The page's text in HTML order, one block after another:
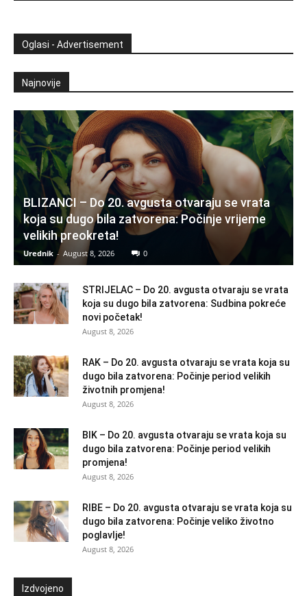
Oglasi - Advertisement
Najnovije
BLIZANCI – Do 20. avgusta otvaraju se vrata
koja su dugo bila zatvorena: Počinje vrijeme
velikih preokreta!
Urednik - August 8, 2026 0
STRIJELAC – Do 20. avgusta otvaraju se vrata
koja su dugo bila zatvorena: Sudbina pokreće
novi početak!
August 8, 2026
RAK – Do 20. avgusta otvaraju se vrata koja su
dugo bila zatvorena: Počinje period velikih
životnih promjena!
August 8, 2026
BIK – Do 20. avgusta otvaraju se vrata koja su
dugo bila zatvorena: Počinje period velikih
promjena!
August 8, 2026
RIBE – Do 20. avgusta otvaraju se vrata koja su
dugo bila zatvorena: Počinje veliko životno
poglavlje!
August 8, 2026
Izdvojeno